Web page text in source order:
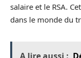
salaire et le RSA.
dans le monde du